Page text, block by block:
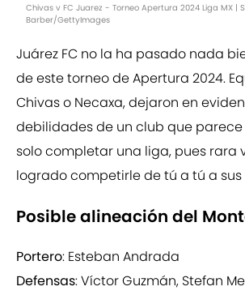
Chivas v FC Juarez - Torneo Apertura 2024 Liga MX |
Barber/GettyImages
Juárez FC no la ha pasado nada
de este torneo de Apertura 2024.
Chivas o Necaxa, dejaron en
debilidades de un club que
solo completar una liga, pues rara
logrado competirle de tú a tú a sus
Posible alineación del
Portero: Esteban Andrada
Defensas: Víctor Guzmán, Stefan